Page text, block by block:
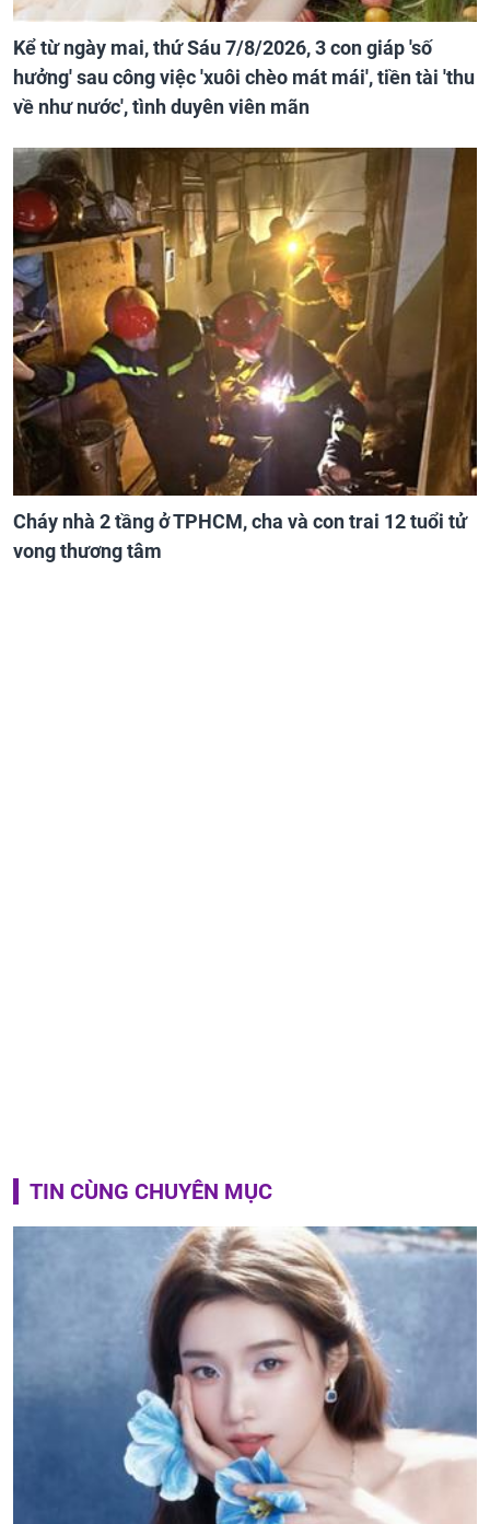
Kể từ ngày mai, thứ Sáu 7/8/2026, 3 con giáp 'số
hưởng' sau công việc 'xuôi chèo mát mái', tiền tài 'thu
về như nước', tình duyên viên mãn
Cháy nhà 2 tầng ở TPHCM, cha và con trai 12 tuổi tử
vong thương tâm
TIN CÙNG CHUYÊN MỤC